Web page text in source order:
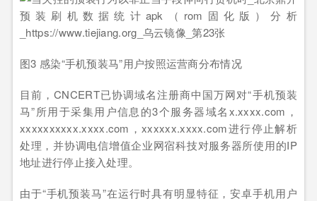
图3 感染“手机预装马”用户按照运营商分布情况
目前，CNCERT已协调域名注册商中国万网对“手机预装
马”所用于采集用户信息的3个服务器域名x.xxxx.com，
xxxxxxxxxx.xxxx.com，xxxxxx.xxxx.com进行停止解析
处理，并协调电信增值企业网宿科技对服务器所使用的IP
地址进行停止接入处理。
由于“手机预装马”在运行时具有明显特征，安卓手机用户